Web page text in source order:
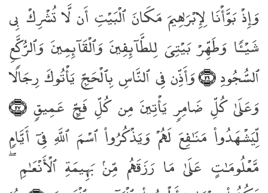
وَإِذْ بَوَّأْنَا لِإِبْرَٰهِيمَ مَكَانَ ٱلْبَيْتِ أَن لَّا تُشْرِكْ بِى
شَيْـًۭٔا وَطَهِّرْ بَيْتِىَ لِلطَّآئِفِينَ وَٱلْقَآئِمِينَ وَٱلرُّكَّعِ
ٱلسُّجُودِ﴿٢٦﴾
وَأَذِّن فِى ٱلنَّاسِ بِٱلْحَجِّ يَأْتُوكَ رِجَالًۭا
وَعَلَىٰ كُلِّ ضَامِرٍۢ يَأْتِينَ مِن كُلِّ فَجٍّ عَمِيقٍۢ﴿٢٧﴾
لِّيَشْهَدُوا۟ مَنَـٰفِعَ لَهُمْ وَيَذْكُرُوا۟ ٱسْمَ ٱللَّهِ فِىٓ أَيَّامٍۢ
مَّعْلُومَـٰتٍ عَلَىٰ مَا رَزَقَهُم مِّنۢ بَهِيمَةِ ٱلْأَنْعَـٰمِ ۖ